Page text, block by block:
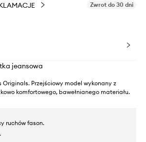
Zwrot do 30 dni
jeansowa
Originals. Przejściowy model wykonany z
komfortowego, bawełnianego materiału.
ruchów fason.